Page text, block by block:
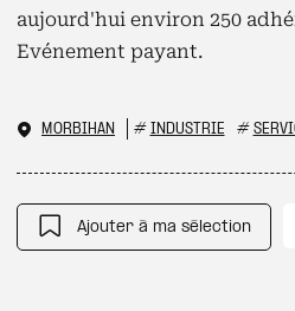
aujourd'hui environ 250
Evénement payant.
MORBIHAN # INDUSTRIE #
Ajouter à ma sélection